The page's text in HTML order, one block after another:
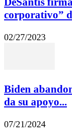
corporativo”
02/27/2023
Biden
da su apoyo...
07/21/2024